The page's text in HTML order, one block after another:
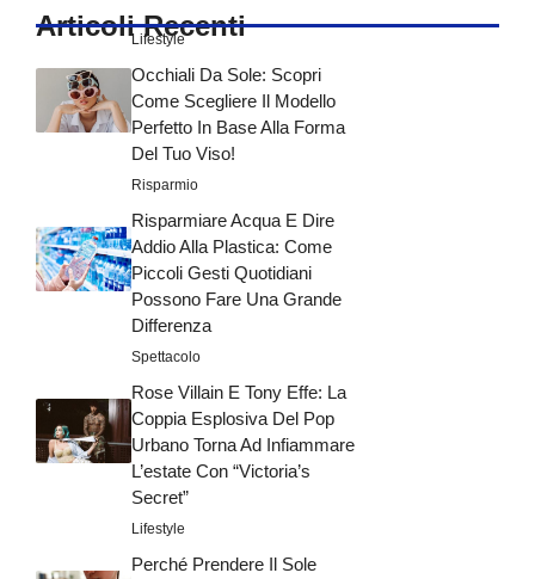
Articoli Recenti
Lifestyle
Occhiali Da Sole: Scopri
Come Scegliere Il Modello
Perfetto In Base Alla Forma
Del Tuo Viso!
Risparmio
Risparmiare Acqua E Dire
Addio Alla Plastica: Come
Piccoli Gesti Quotidiani
Possono Fare Una Grande
Differenza
Spettacolo
Rose Villain E Tony Effe: La
Coppia Esplosiva Del Pop
Urbano Torna Ad Infiammare
L’estate Con “Victoria’s
Secret”
Lifestyle
Perché Prendere Il Sole